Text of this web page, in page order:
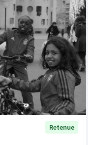
Retenue